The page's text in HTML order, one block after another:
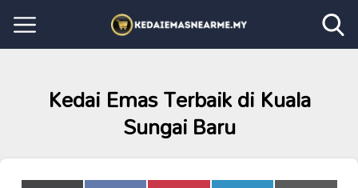
Kedai Emas Terbaik di Kuala
Sungai Baru